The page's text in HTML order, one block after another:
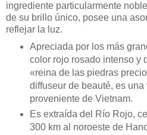
ingrediente particularmente
de su brillo único, posee una
reflejar la luz.
Apreciada por los más
color rojo rosado intenso y
«reina de las piedras
diffuseur de beauté, es
proveniente de Vietnam.
Es extraída del Río Rojo,
300 km al noroeste de